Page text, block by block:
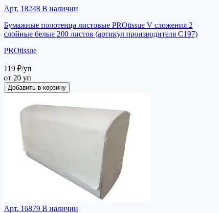
Арт. 18248 В наличии
Бумажные полотенца листовые PROtissue V сложения 2
слойные белые 200 листов (артикул производителя C197)
PROtissue
119 ₽/уп
от 20 уп
Добавить в корзину
Арт. 16879 В наличии